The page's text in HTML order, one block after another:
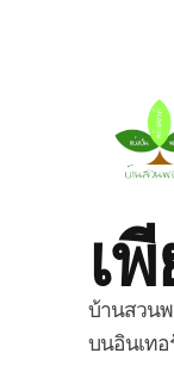
เ
บ้านสวนพ
บนอินเทอ